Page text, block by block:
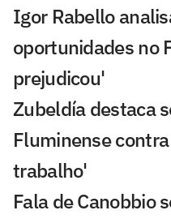
Igor Rabello
oportunidades no
prejudicou'
Zubeldía destaca
Fluminense
trabalho'
Fala de Canobbio